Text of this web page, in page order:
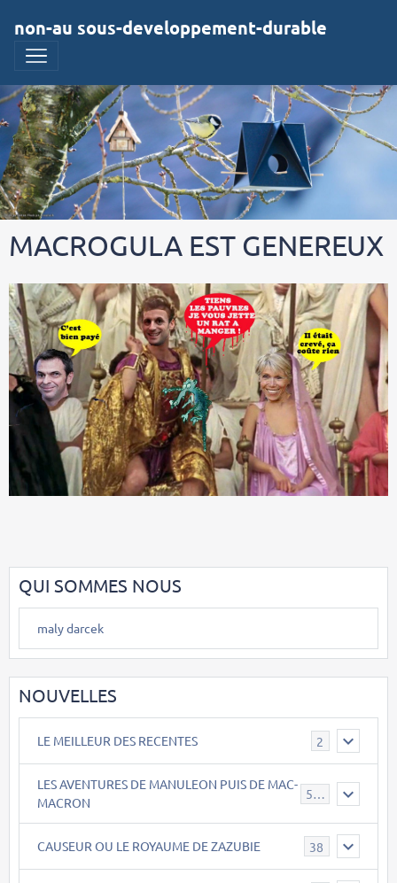
non-au sous-developpement-durable
MACROGULA EST GENEREUX
QUI SOMMES NOUS
maly darcek
NOUVELLES
LE MEILLEUR DES RECENTES 2
LES AVENTURES DE MANULEON PUIS DE MAC-
MACRON
543
CAUSEUR OU LE ROYAUME DE ZAZUBIE 38